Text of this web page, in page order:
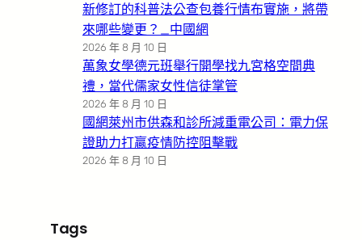
新修訂的科普法公查包養行情布實施，將帶
來哪些變更？_中國網
2026 年 8 月 10 日
萬象女學德元班舉行開學找九宮格空間典
禮，當代儒家女性信徒掌管
2026 年 8 月 10 日
國網萊州市供森和診所減重電公司：電力保
證助力打贏疫情防控阻擊戰
2026 年 8 月 10 日
Tags